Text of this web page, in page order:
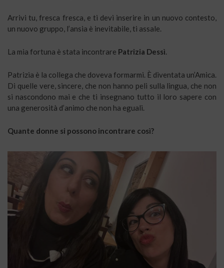
Arrivi tu, fresca fresca, e ti devi inserire in un nuovo contesto,
un nuovo gruppo, l’ansia è inevitabile, ti assale.
La mia fortuna è stata incontrare Patrizia Dessì.
Patrizia è la collega che doveva formarmi. È diventata un’Amica.
Di quelle vere, sincere, che non hanno peli sulla lingua, che non
si nascondono mai e che ti insegnano tutto il loro sapere con
una generosità d’animo che non ha eguali.
Quante donne si possono incontrare così?